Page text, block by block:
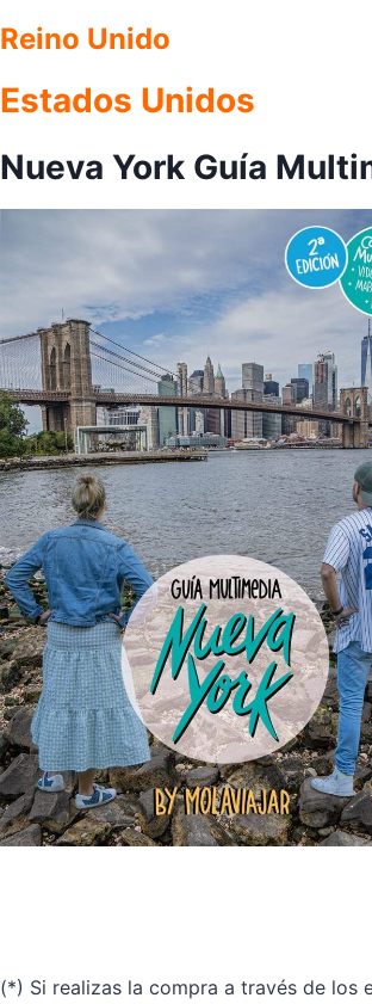
Reino Unido
Estados Unidos
Nueva York Guía
(*) Si realizas la compra a través de los